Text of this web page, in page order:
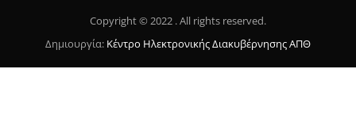
Copyright © 2022 . All rights reserved.
Δημιουργία: Κέντρο Ηλεκτρονικής Διακυβέρνησης ΑΠΘ